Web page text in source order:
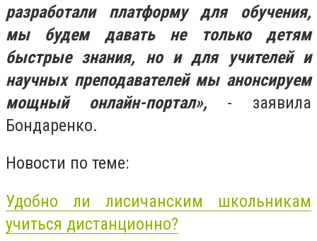
разработали платформу для обучения,
мы будем давать не только детям
быстрые знания, но и для учителей и
научных преподавателей мы анонсируем
мощный онлайн-портал», - заявила
Бондаренко.
Новости по теме:
Удобно ли лисичанским школьникам
учиться дистанционно?